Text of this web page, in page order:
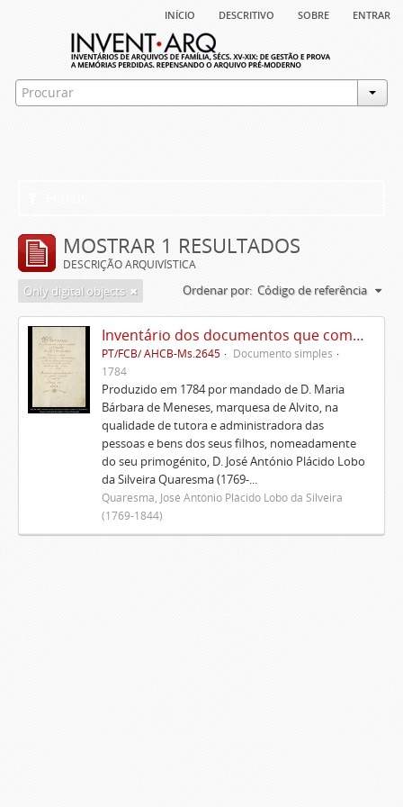
início descritivo sobre entrar
MOSTRAR 1 RESULTADOS
DESCRIÇÃO ARQUIVÍSTICA
Only digital objects Ordenar por: Código de referência
Inventário dos documentos que compõem o cartório da Casa de Alvito
PT/FCB/ AHCB-Ms.2645
Documento simples
1784
Produzido em 1784 por mandado de D. Maria
Bárbara de Meneses, marquesa de Alvito, na
qualidade de tutora e administradora das
pessoas e bens dos seus filhos, nomeadamente
do seu primogénito, D. José António Plácido Lobo
da Silveira Quaresma (1769-...
Quaresma, José António Plácido Lobo da Silveira
(1769-1844)